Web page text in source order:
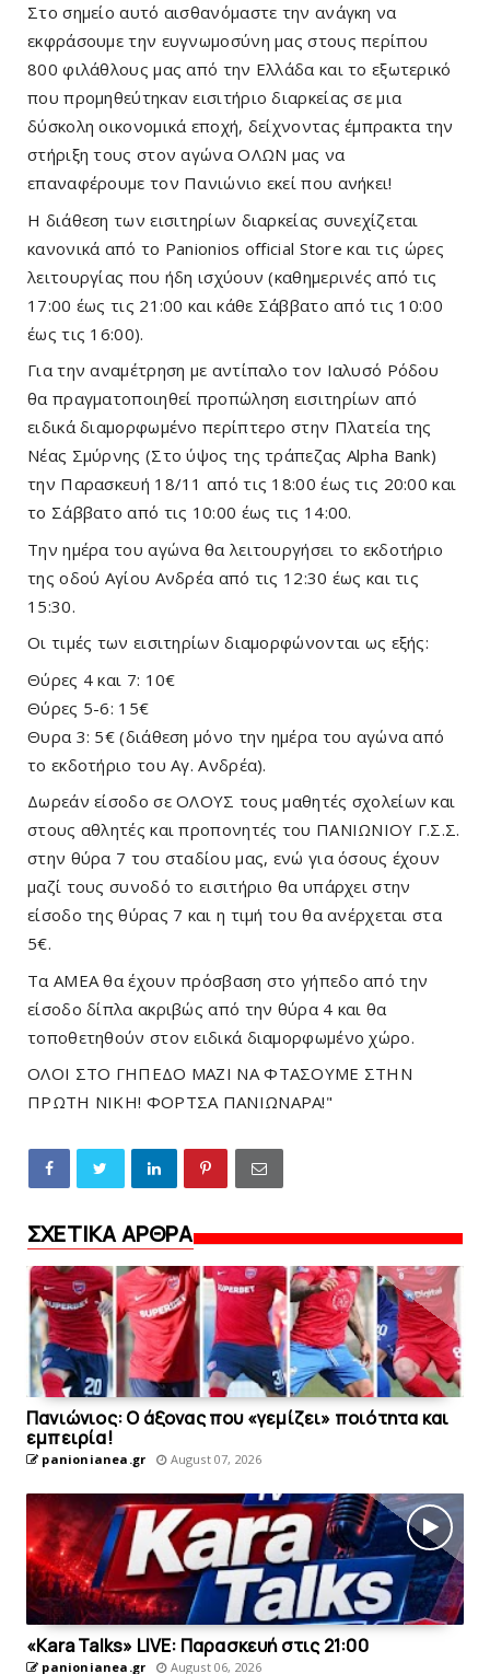
Στο σημείο αυτό αισθανόμαστε την ανάγκη να
εκφράσουμε την ευγνωμοσύνη μας στους περίπου
800 φιλάθλους μας από την Ελλάδα και το εξωτερικό
που προμηθεύτηκαν εισιτήριο διαρκείας σε μια
δύσκολη οικονομικά εποχή, δείχνοντας έμπρακτα την
στήριξη τους στον αγώνα ΟΛΩΝ μας να
επαναφέρουμε τον Πανιώνιο εκεί που ανήκει!
Η διάθεση των εισιτηρίων διαρκείας συνεχίζεται
κανονικά από το Panionios official Store και τις ώρες
λειτουργίας που ήδη ισχύουν (καθημερινές από τις
17:00 έως τις 21:00 και κάθε Σάββατο από τις 10:00
έως τις 16:00).
Για την αναμέτρηση με αντίπαλο τον Ιαλυσό Ρόδου
θα πραγματοποιηθεί προπώληση εισιτηρίων από
ειδικά διαμορφωμένο περίπτερο στην Πλατεία της
Νέας Σμύρνης (Στο ύψος της τράπεζας Alpha Bank)
την Παρασκευή 18/11 από τις 18:00 έως τις 20:00 και
το Σάββατο από τις 10:00 έως τις 14:00.
Την ημέρα του αγώνα θα λειτουργήσει το εκδοτήριο
της οδού Αγίου Ανδρέα από τις 12:30 έως και τις
15:30.
Οι τιμές των εισιτηρίων διαμορφώνονται ως εξής:
Θύρες 4 και 7: 10€
Θύρες 5-6: 15€
Θυρα 3: 5€ (διάθεση μόνο την ημέρα του αγώνα από
το εκδοτήριο του Αγ. Ανδρέα).
Δωρεάν είσοδο σε ΟΛΟΥΣ τους μαθητές σχολείων και
στους αθλητές και προπονητές του ΠΑΝΙΩΝΙΟΥ Γ.Σ.Σ.
στην θύρα 7 του σταδίου μας, ενώ για όσους έχουν
μαζί τους συνοδό το εισιτήριο θα υπάρχει στην
είσοδο της θύρας 7 και η τιμή του θα ανέρχεται στα
5€.
Τα ΑΜΕΑ θα έχουν πρόσβαση στο γήπεδο από την
είσοδο δίπλα ακριβώς από την θύρα 4 και θα
τοποθετηθούν στον ειδικά διαμορφωμένο χώρο.
ΟΛΟΙ ΣΤΟ ΓΗΠΕΔΟ ΜΑΖΙ ΝΑ ΦΤΑΣΟΥΜΕ ΣΤΗΝ
ΠΡΩΤΗ ΝΙΚΗ! ΦΟΡΤΣΑ ΠΑΝΙΩΝΑΡΑ!"
ΣΧΕΤΙΚΑ ΑΡΘΡΑ
Πανιώνιος: O άξονας που «γεμίζει» ποιότητα και
εμπειρία!
panionianea.gr August 07, 2026
«Kara Talks» LIVE: Παρασκευή στις 21:00
panionianea.gr August 06, 2026